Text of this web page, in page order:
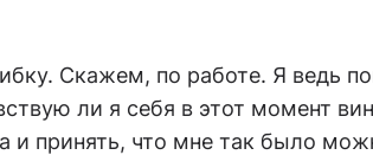
Скажем, по работе. Я ведь
ли я себя в этот момент
и принять, что мне так было